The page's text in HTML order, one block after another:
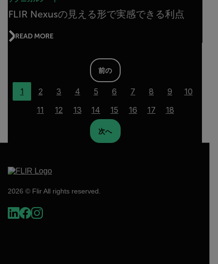
FLIR Nexusの見える形で実感できる利点
READ MORE
前の
1 2 3 4 5 6 7 8 9
10
11
12 13 14 15 16 17 18
次へ
2026 © Flir All rights reserved.